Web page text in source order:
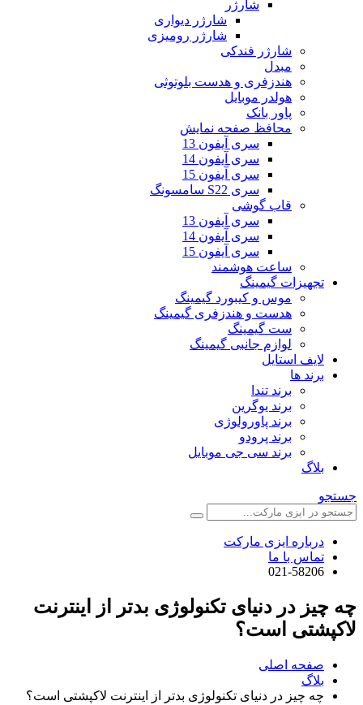
شارژر
شارژر دیواری
شارژر رومیزی
شارژر فندکی
مبدل
هندزفری و هدست بلوتوثی
هولدر موبایل
پاور بانک
محافظ صفحه نمایش
سری آیفون 13
سری آیفون 14
سری آیفون 15
سری S22 سامسونگ
قاب گوشی
سری آیفون 13
سری آیفون 14
سری آیفون 15
ساعت هوشمند
تجهیزات گیمینگ
موس و کیبورد گیمینگ
هدست و هندزفری گیمینگ
ست گیمینگ
لوازم جانبی گیمینگ
لایف استایل
برند ها
برند تندا
برند یوگرین
برند پاورولوژی
برند پرودو
برند سی جی موبایل
بلاگ
جستجو
درباره ایزی مارکت
تماس با ما
021-58206
چه چیز در دنیای تکنولوژی بدتر از اینترنت
لاکپشتی است؟
صفحه اصلی
بلاگ
چه چیز در دنیای تکنولوژی بدتر از اینترنت لاکپشتی است؟